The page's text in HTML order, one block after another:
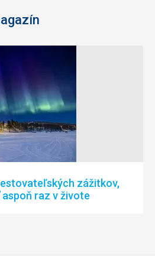
zážitkov,
raz v živote